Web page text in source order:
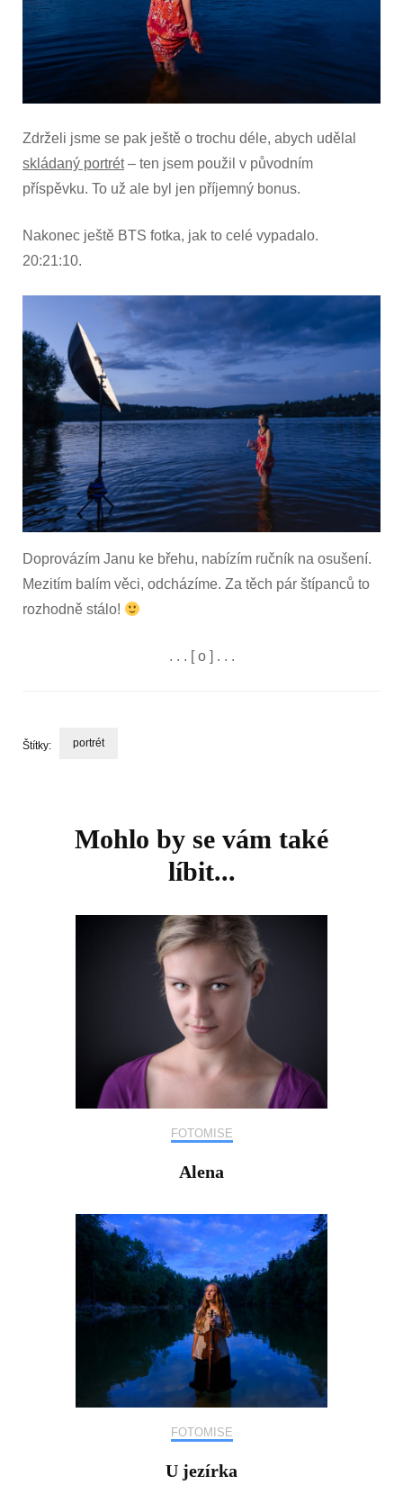
Zdrželi jsme se pak ještě o trochu déle, abych udělal
skládaný portrét– ten jsem použil v původním
příspěvku. To už ale byl jen příjemný bonus.
Nakonec ještě BTS fotka, jak to celé vypadalo.
20:21:10.
Doprovázím Janu ke břehu, nabízím ručník na osušení.
Mezitím balím věci, odcházíme. Za těch pár štípanců to
rozhodně stálo!
. . . [ o ] . . .
Štítky: portrét
Mohlo by se vám také
líbit...
FOTOMISE
Alena
FOTOMISE
U jezírka